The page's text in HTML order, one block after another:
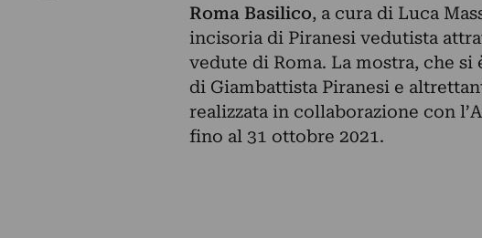
Roma Basilico, a cura di Luca
incisoria di Piranesi vedutista
vedute di Roma. La mostra, che
di Giambattista Piranesi e
realizzata in collaborazione con
fino al 31 ottobre 2021.